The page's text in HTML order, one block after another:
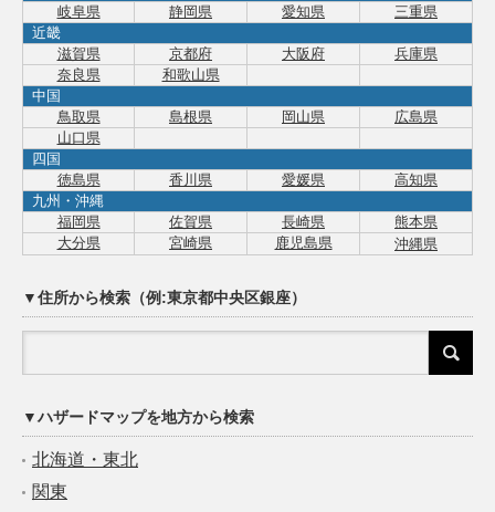
岐阜県
静岡県 愛知県
三重県
近畿
滋賀県
京都府 大阪府
兵庫県
奈良県
和歌山県
中国
鳥取県
島根県 岡山県
広島県
山口県
四国
徳島県
香川県 愛媛県
高知県
九州・沖縄
福岡県
佐賀県 長崎県
熊本県
大分県
宮崎県 鹿児島県 沖縄県
▼住所から検索（例:東京都中央区銀座）
▼ハザードマップを地方から検索
北海道・東北
関東